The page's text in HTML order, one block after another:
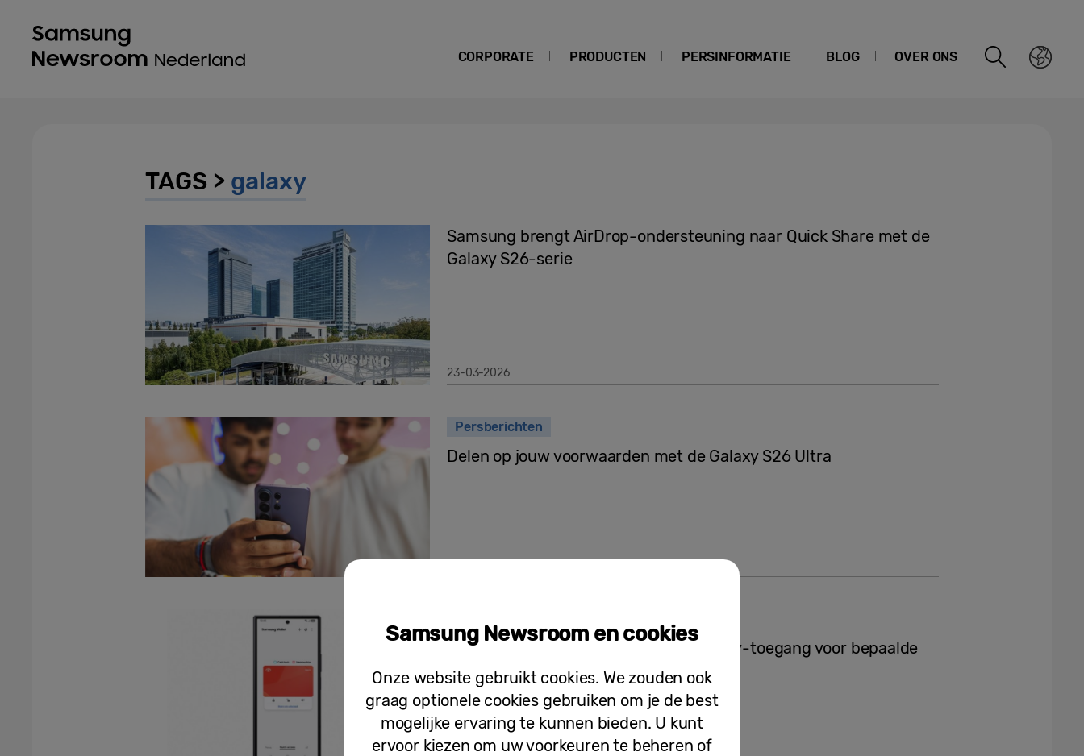
CORPORATE PRODUCTEN PERSINFORMATIE BLOG OVER ONS
TAGS > galaxy
Samsung brengt AirDrop-ondersteuning naar Quick Share met de
Galaxy S26-serie
23-03-2026
Persberichten
Delen op jouw voorwaarden met de Galaxy S26 Ultra
Samsung Wallet introduceert Digital Key-toegang voor bepaalde
Toyota modellen
Samsung Newsroom en cookies
Onze website gebruikt cookies. We zouden ook
graag optionele cookies gebruiken om je de best
mogelijke ervaring te kunnen bieden. U kunt
ervoor kiezen om uw voorkeuren te beheren of